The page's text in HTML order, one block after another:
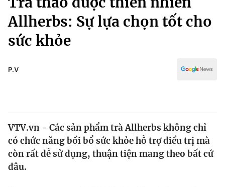
Chuyên mục
Chính trị
Thế giới
Tin tức
Thể thao
Truyền hình
Allherbs: Sự lựa chọn tốt cho
sức khỏe
P.V
VTV.vn - Các sản phẩm trà Allherbs không chỉ
có chức năng bồi bổ sức khỏe hỗ trợ điều trị mà
còn rất dễ sử dụng, thuận tiện mang theo bất cứ
đâu.